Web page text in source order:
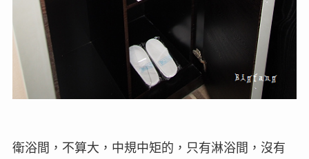
衛浴間，不算大，中規中矩的，只有淋浴間，沒有